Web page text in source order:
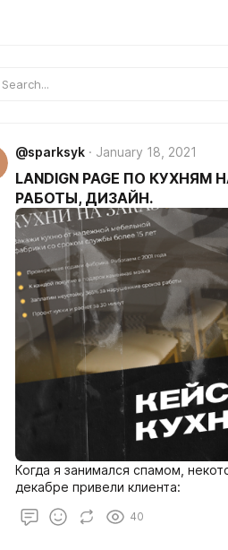
@sparksyk January 18, 2021
LANDIGN PAGE ПО
РАБОТЫ, ДИЗАЙН.
Когда я занимался спамом,
декабре привели клиента:
40